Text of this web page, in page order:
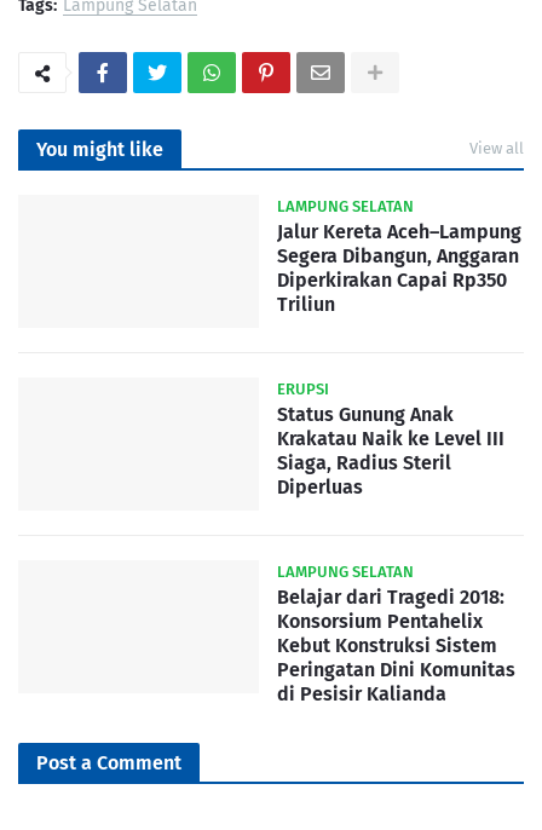
Tags: Lampung Selatan
You might like View all
LAMPUNG SELATAN
Jalur Kereta Aceh–Lampung
Segera Dibangun, Anggaran
Diperkirakan Capai Rp350
Triliun
ERUPSI
Status Gunung Anak
Krakatau Naik ke Level III
Siaga, Radius Steril
Diperluas
LAMPUNG SELATAN
Belajar dari Tragedi 2018:
Konsorsium Pentahelix
Kebut Konstruksi Sistem
Peringatan Dini Komunitas
di Pesisir Kalianda
Post a Comment